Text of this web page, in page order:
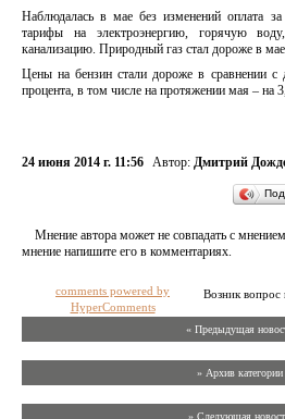
Наблюдалась в мае без изменений оплата
тарифы на электроэнергию, горячую
канализацию. Природный газ стал дороже в
Цены на бензин стали дороже в сравнении с
процента, в том числе на протяжении мая – на
24 июня 2014 г. 11:56 Автор: Дмитрий
Мнение автора может не совпадать с
мнение напишите его в комментариях.
Возник вопрос
comments powered by
HyperComments
« Предыдущая
» Архив категории
» Следующая